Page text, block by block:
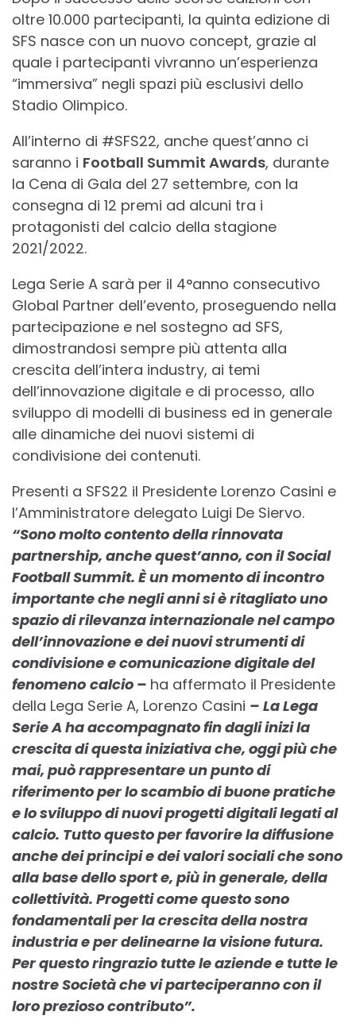
oltre 10.000 partecipanti, la quinta edizione di
SFS nasce con un nuovo concept, grazie al
quale i partecipanti vivranno un’esperienza
“immersiva” negli spazi più esclusivi dello
Stadio Olimpico.
All’interno di #SFS22, anche quest’anno ci
saranno i Football Summit Awards, durante
la Cena di Gala del 27 settembre, con la
consegna di 12 premi ad alcuni tra i
protagonisti del calcio della stagione
2021/2022.
Lega Serie A sarà per il 4°anno consecutivo
Global Partner dell’evento, proseguendo nella
partecipazione e nel sostegno ad SFS,
dimostrandosi sempre più attenta alla
crescita dell’intera industry, ai temi
dell’innovazione digitale e di processo, allo
sviluppo di modelli di business ed in generale
alle dinamiche dei nuovi sistemi di
condivisione dei contenuti.
Presenti a SFS22 il Presidente Lorenzo Casini e
l’Amministratore delegato Luigi De Siervo.
“Sono molto contento della rinnovata
partnership, anche quest’anno, con il Social
Football Summit. È un momento di incontro
importante che negli anni si è ritagliato uno
spazio di rilevanza internazionale nel campo
dell’innovazione e dei nuovi strumenti di
condivisione e comunicazione digitale del
fenomeno calcio – ha affermato il Presidente
della Lega Serie A, Lorenzo Casini – La Lega
Serie A ha accompagnato fin dagli inizi la
crescita di questa iniziativa che, oggi più che
mai, può rappresentare un punto di
riferimento per lo scambio di buone pratiche
e lo sviluppo di nuovi progetti digitali legati al
calcio. Tutto questo per favorire la diffusione
anche dei principi e dei valori sociali che sono
alla base dello sport e, più in generale, della
collettività. Progetti come questo sono
fondamentali per la crescita della nostra
industria e per delinearne la visione futura.
Per questo ringrazio tutte le aziende e tutte le
nostre Società che vi parteciperanno con il
loro prezioso contributo”.